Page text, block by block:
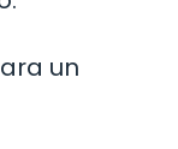
un